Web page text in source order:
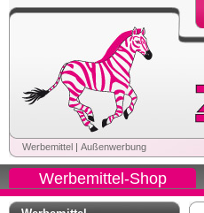
Werbemittel | Außenwerbung
Werbemittel-Shop